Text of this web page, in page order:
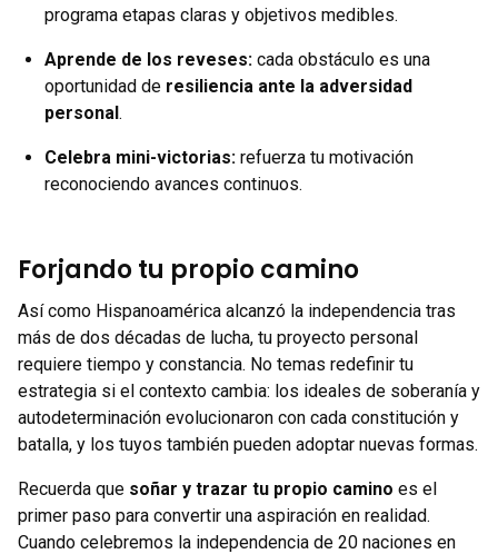
programa etapas claras y objetivos medibles.
Aprende de los reveses: cada obstáculo es una
oportunidad de resiliencia ante la adversidad
personal.
Celebra mini-victorias: refuerza tu motivación
reconociendo avances continuos.
Forjando tu propio camino
Así como Hispanoamérica alcanzó la independencia tras
más de dos décadas de lucha, tu proyecto personal
requiere tiempo y constancia. No temas redefinir tu
estrategia si el contexto cambia: los ideales de soberanía y
autodeterminación evolucionaron con cada constitución y
batalla, y los tuyos también pueden adoptar nuevas formas.
Recuerda que soñar y trazar tu propio camino es el
primer paso para convertir una aspiración en realidad.
Cuando celebremos la independencia de 20 naciones en